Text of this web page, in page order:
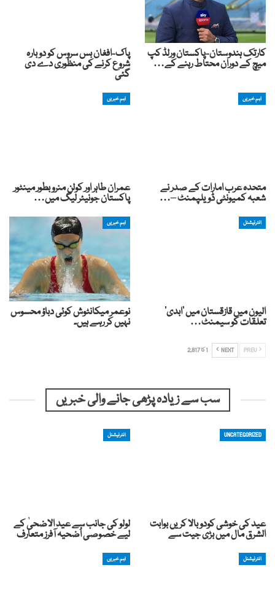
کارتک ہندوستان-پاکستان ورلڈ کپ
میچ کے دوران محتاط رہنے کے…
پاک-افغان بس سروس کو دوبارہ
شروع کرنے کی منظوری دے دی
گئی
اہم خبریں
متحدہ عرب امارات کے صدر نے
شعبہ کمیونٹی ڈویلپمنٹ –…
اہم خبریں
عمران طاہر اور کولن منرو بطور مینٹور
پاکستان جونیئر لیگ میں…
انٹرنیشنل
الیون میں قازقستان میں ‘ابدی’
تعلقات کو سیمنٹ…
اہم خبریں
نوعمر میکانٹوش کوئی دباؤ محسوس
نہیں کر رہے ہیں۔
NEXT 1 کا 2,817
سب سے زیادہ پڑھی جانے والی خبریں
UNCATEGORIZED
عید کی خوشی کودوبالا کریں بوابت
الشرق مال میں بڑی جیت سے
انٹرنیشنل
لولو کی جانب سے عید الاضحیٰ کے
لیے خصوصی اُضحیہ آفرز متعارف
انٹرنیشنل اہم خبریں